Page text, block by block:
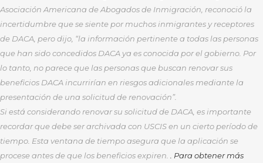
Asociación Americana de Abogados de Inmigración, reconoció la
incertidumbre que se siente por muchos inmigrantes y receptores
de DACA, pero dijo, “la información pertinente a todas las personas
que han sido concedidos DACA ya es conocida por el gobierno. Por
lo tanto, no parece que las personas que buscan renovar sus
beneficios DACA incurrirían en riesgos adicionales mediante la
presentación de una solicitud de renovación”.
Si está considerando renovar su solicitud de DACA, es importante
recordar que debe ser archivada con USCIS en un cierto período de
tiempo. Esta ventana de tiempo asegura que la aplicación se
procese antes de que los beneficios expiren.
. Para obtener más